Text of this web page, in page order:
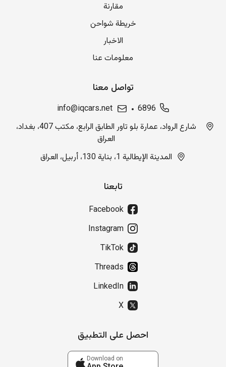
مقارنة
خريطة شواحن
الاخبار
معلومات عنا
تواصل معنا
6896
info@iqcars.net
شارع الرواد، عمارة بلو تاور الطابق الرابع، مكتب 407، بغداد،
العراق
المدينة الإيطالية 1، بناية 130، أربيل، العراق
تابعنا
Facebook
Instagram
TikTok
Threads
LinkedIn
X
احصل على التطبيق
Download on